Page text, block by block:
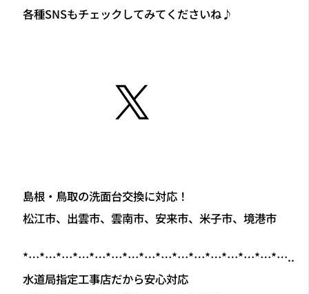
各種SNSもチェックしてみてくださいね♪
島根・鳥取の洗面台交換に対応！
松江市、出雲市、雲南市、安来市、米子市、境港市
*…*…*…*…*…*…*…*…*…*…*…*…*…*…*…*…..
水道局指定工事店だから安心対応